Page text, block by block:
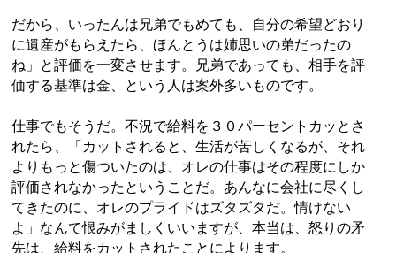
だから、いったんは兄弟でもめても、自分の希望どおり
に遺産がもらえたら、ほんとうは姉思いの弟だったの
ね」と評価を一変させます。兄弟であっても、相手を評
価する基準は金、という人は案外多いものです。
仕事でもそうだ。不況で給料を３０パーセントカッとさ
れたら、「カットされると、生活が苦しくなるが、それ
よりもっと傷ついたのは、オレの仕事はその程度にしか
評価されなかったということだ。あんなに会社に尽くし
てきたのに、オレのプライドはズタズタだ。情けない
よ」なんて恨みがましくいいますが、本当は、怒りの矛
先は、給料をカットされたことによります。